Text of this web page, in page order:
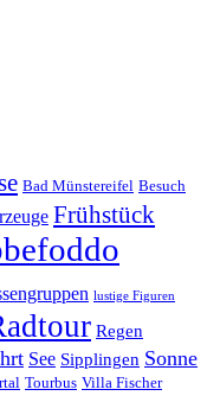
Bad Münstereifel Besuch
Frühstück
lustige Figuren
Regen
See Sipplingen Sonne
Tourbus Villa Fischer